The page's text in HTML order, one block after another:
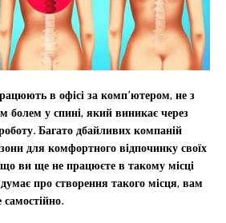
в офісі за комп’ютером, не з
болем у спині, який виникає через
Багато дбайливих компаній
для комфортного відпочинку своїх
ви ще не працюєте в такому місці
про створення такого місця, вам